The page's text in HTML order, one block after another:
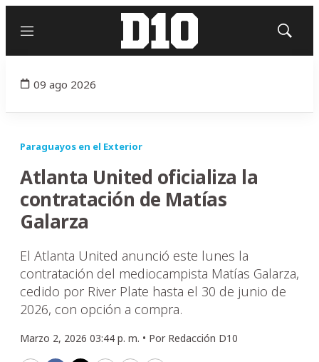
Menú
Mostrar
09 ago 2026
Paraguayos en el Exterior
Atlanta United oficializa la
contratación de Matías
Galarza
El Atlanta United anunció este lunes la
contratación del mediocampista Matías Galarza,
cedido por River Plate hasta el 30 de junio de
2026, con opción a compra.
Marzo 2, 2026 03:44 p. m. • Por Redacción D10